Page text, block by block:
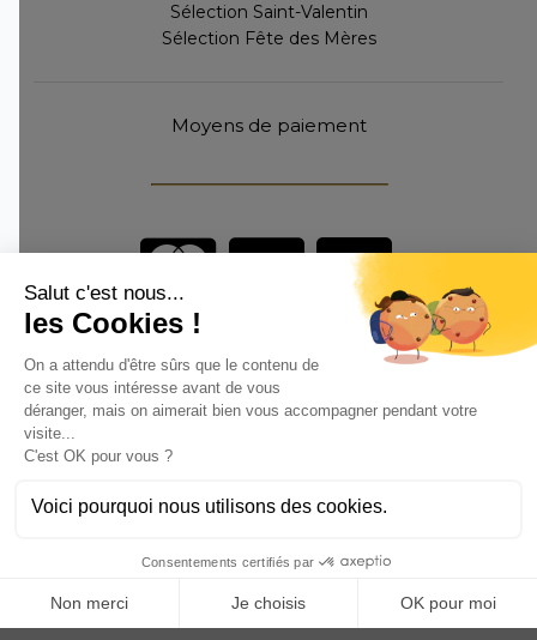
Sélection Saint-Valentin
Sélection Fête des Mères
Moyens de paiement
Vous êtes un professionnel ?
Anoq bénéficie du soutien financier de la région Hauts de